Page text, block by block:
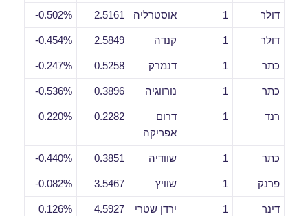
דולר 1 אוסטרליה 2.5161
0.502%-
דולר 1 קנדה 2.5849
0.454%-
כתר 1 דנמרק 0.5258
0.247%-
כתר 1 נורווגיה 0.3896
0.536%-
רנד 1
דרום
אפריקה
0.2282
0.220%
כתר 1 שוודיה 0.3851
0.440%-
פרנק 1 שוויץ 3.5467
0.082%-
דינר 1
ירדן שטרי
4.5927
0.126%